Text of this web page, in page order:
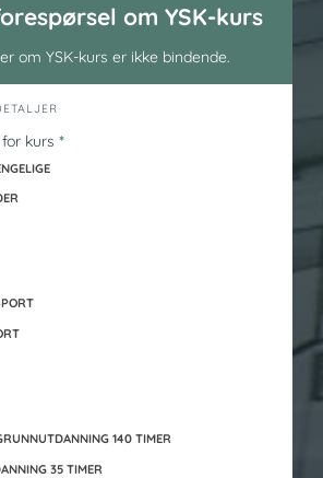
om YSK-kurs
om YSK-kurs er ikke bindende.
kurs *
140 TIMER
35 TIMER